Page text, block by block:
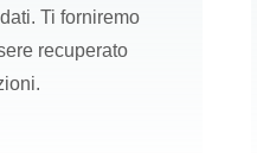
Ti forniremo
recuperato